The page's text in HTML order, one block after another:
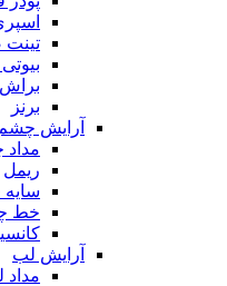
بیوتی
براش
برنز
آرایش چشم
ریمل
خط
آرایش لب